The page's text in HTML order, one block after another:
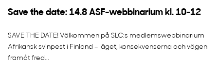
Save the date: 14.8 ASF-webbinarium kl. 10-12
SAVE THE DATE! Välkommen på SLC:s medlemswebbinarium
Afrikansk svinpest i Finland – läget, konsekvenserna och vägen
framåt fred...